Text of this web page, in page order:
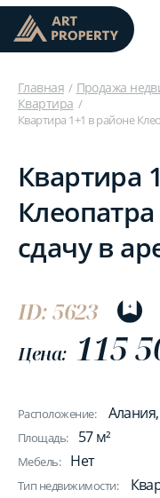
Главная Продажа
Квартира
Квартира 1+1 в районе
Квартира
сдачу в
ID: 5623
Цена: 115
Расположение:
Площадь: 57 м²
Мебель: Нет
Тип недвижимости: